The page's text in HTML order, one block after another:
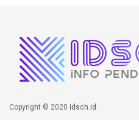
Copyright © 2020 idsch.id